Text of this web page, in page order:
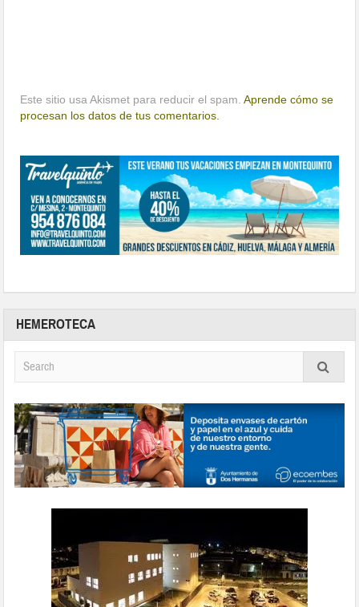
Este sitio usa Akismet para reducir el spam.Aprende cómo se
procesan los datos de tus comentarios.
HEMEROTECA